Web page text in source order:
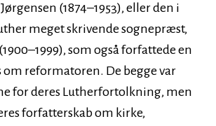
(1874–1953), eller den i
meget skrivende sognepræst,
som også forfattede en
reformatoren. De begge var
for deres Lutherfortolkning, men
forfatterskab om kirke,